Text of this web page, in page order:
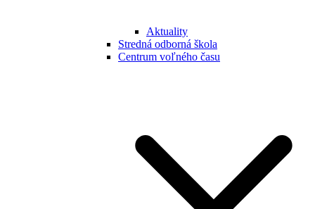
Aktuality
Stredná odborná škola
Centrum voľného času